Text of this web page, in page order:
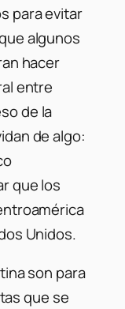
para evitar
algunos
hacer
entre
de la
de algo:
que los
Unidos.
son para
que se